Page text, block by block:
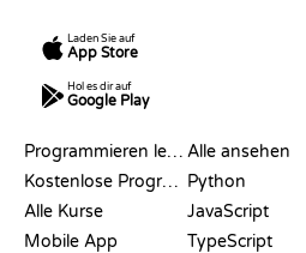
Laden Sie auf
App Store
Hol es dir auf
Google Play
Programmieren lernen
Kostenlose Programmier-Websites
Alle Kurse
Mobile App
Alle ansehen
Python
JavaScript
TypeScript